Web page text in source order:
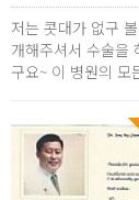
저는 콧대가 없구
개해주셔서 수술을
구요~ 이 병원의